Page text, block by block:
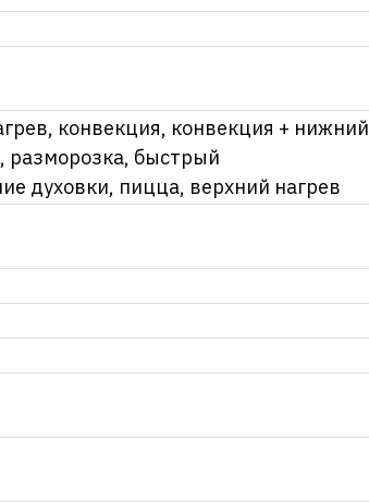
конвекция, конвекция + нижний
разморозка, быстрый
духовки, пицца, верхний нагрев